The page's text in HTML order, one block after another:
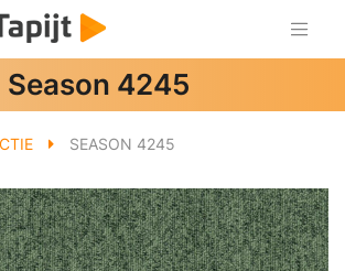
Season 4245
SEASON 4245